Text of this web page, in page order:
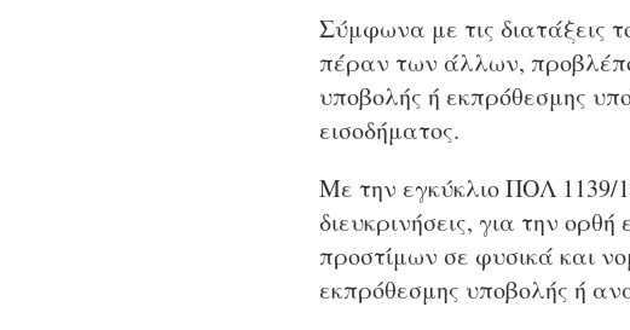
Σύμφωνα με τις διατάξεις
πέραν των άλλων,
υποβολής ή εκπρόθεσμης
εισοδήματος.
Με την εγκύκλιο ΠΟΛ 1139/
διευκρινήσεις, για την
προστίμων σε φυσικά και
εκπρόθεσμης υποβολής ή